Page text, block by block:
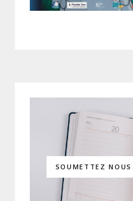
SOUMETTEZ NOUS